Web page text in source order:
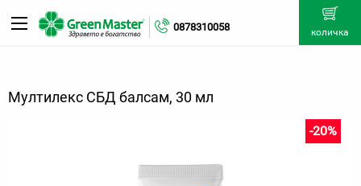
0878310058 количка
Мултилекс СБД балсам, 30 мл
-20%